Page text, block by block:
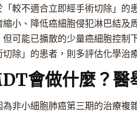
「較不適合立即經手術切除」的
縮小、降低癌細胞侵犯淋巴結及
但可能已擴散的少量癌細胞控制
切除」的患者，則多評估化學治
會做什麼？醫
為非小細胞肺癌第三期的治療複